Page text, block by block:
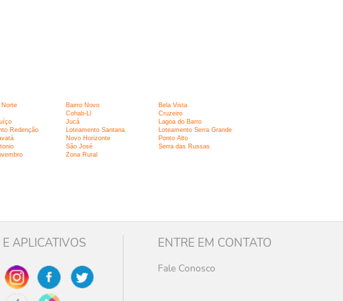
Norte Bairro Novo
Bela Vista
Cohab-Ll
Cruzeiro
Jucá
Lagoa do Barro
Redenção Loteamento Santana
Loteamento Serra Grande
Novo Horizonte
Ponto Alto
São José
Serra das Russas
Zona Rural
E APLICATIVOS ENTRE EM CONTATO
Fale Conosco